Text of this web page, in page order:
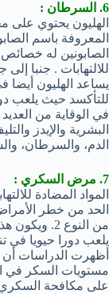
6. السرطان :
الهليون يحتوي على
المعروفة باسم
الصابونين له
للالتهابات . جنبا
يساعد الهليون أيضا
للتأكسد حيث يلعب
في الوقاية من
البشرية والإيدز
الدم، والسرطان،
7. مرض السكري :
المواد المضادة
الحد من خطر
من النوع 2.
يلعب دورا حيويا في
أظهرت الدراسات
مستويات السكر في
على مكافحة